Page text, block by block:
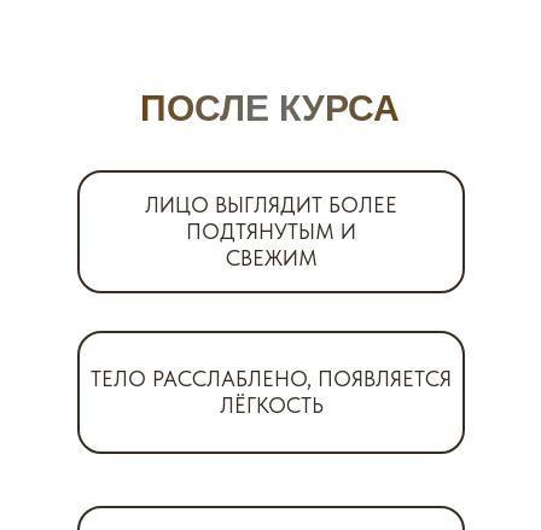
ПОСЛЕ КУРСА
ТЕЛО РАССЛАБЛЕНО, ПОЯВЛЯЕТСЯ
ЛЁГКОСТЬ
ЛИЦО ВЫГЛЯДИТ БОЛЕЕ
ПОДТЯНУТЫМ И
СВЕЖИМ